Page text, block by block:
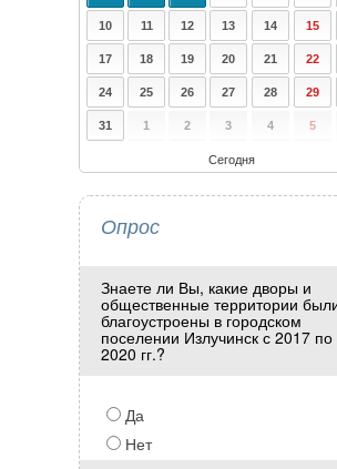
10 11 12 13 14 15
17 18 19 20 21 22
24 25 26 27 28 29
31 1 2 3 4 5
Сегодня
Опрос
Знаете ли Вы, какие дворы и
общественные территории
благоустроены в городском
поселении Излучинск с 2017 по
2020 гг.?
Да
Нет